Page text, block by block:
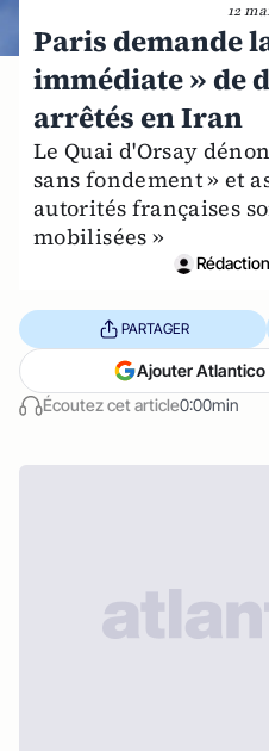
12
Paris demande
immédiate » de
arrêtés en Iran
Le Quai d'Orsay
sans fondement » et
autorités françaises
mobilisées »
Écoutez cet article0:00min
PARTAGER
Ajouter Atlantico